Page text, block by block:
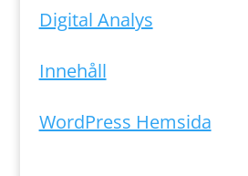
Digital Analys
Innehåll
WordPress Hemsida